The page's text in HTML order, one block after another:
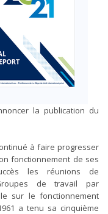
la publication du
à faire progresser
fonctionnement de ses
les réunions de
de travail par
sur le fonctionnement
a tenu sa cinquième